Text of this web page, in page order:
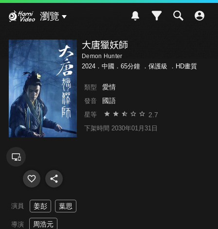
瀏覽
大唐獵妖師
Demon Hunter
2024．中國．65分鐘 ． 保護級 ．HD畫質
類型 愛情
發音 國語
星等 2.7
下架時間 2030年01月31日
演員 姜彭 葉思
導演 周浩元